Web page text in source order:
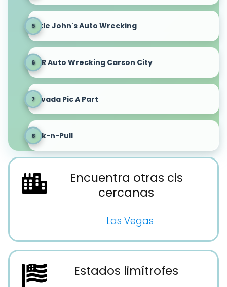
Little John's Auto Wrecking
B&R Auto Wrecking Carson City
Nevada Pic A Part
Pick-n-Pull
Encuentra otras cis
cercanas
Las Vegas
Estados limítrofes